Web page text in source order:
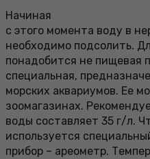
Начиная
с этого момента воду в
необходимо подсолить.
понадобится не пищевая
специальная,
морских аквариумов. Ее
зоомагазинах.
воды составляет 35 г/л.
используется
прибор – ареометр.